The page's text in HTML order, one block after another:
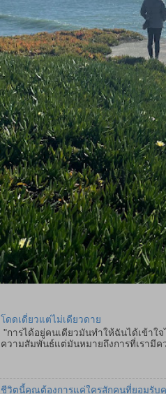
โดดเดี่ยวแต่ไม่เดียวดาย
"การได้อยู่คนเดียวมันทำให้ฉันได้เข้าใ
ความสัมพันธ์แต่มันหมายถึงการที่เรามีค
ชีวิตนี้คุณต้องการแค่ใครสักคนที่ยอมรั